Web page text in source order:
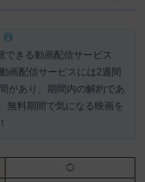
できる動画配信サービス
画配信サービスには2週間
があり、期間内の解約であ
無料期間で気になる映画を
◯